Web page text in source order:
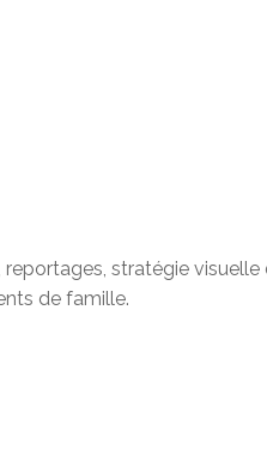
stratégie visuelle
de famille.